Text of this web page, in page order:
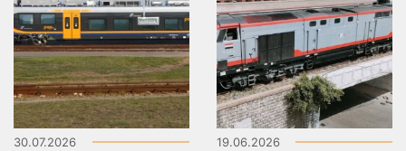
30.07.2026 19.06.2026